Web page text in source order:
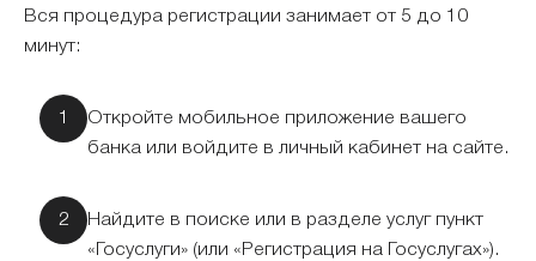
Вся процедура регистрации занимает от 5 до 10
минут:
Откройте мобильное приложение вашего
банка или войдите в личный кабинет на сайте.
Найдите в поиске или в разделе услуг пункт
«Госуслуги» (или «Регистрация на Госуслугах»).